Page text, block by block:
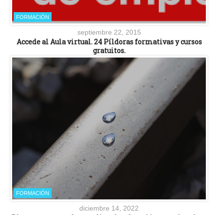
FORMACIÓN
septiembre 22, 2015
Accede al Aula virtual. 24 Píldoras formativas y cursos
gratuitos.
FORMACIÓN
diciembre 14, 2022